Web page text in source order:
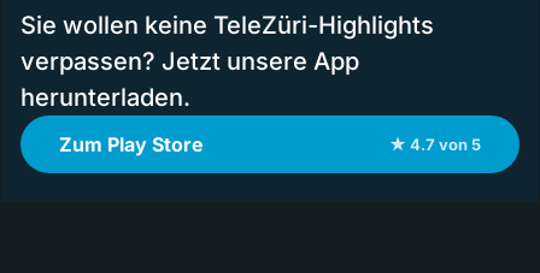
Sie wollen keine TeleZüri-Highlights
verpassen? Jetzt unsere App
herunterladen.
Zum Play Store ★ 4.7 von 5